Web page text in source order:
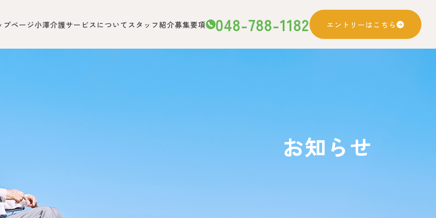
プページ小澤介護サービスについて スタッフ紹介募集要項 048-788-1182 エントリーはこちら
お知らせ